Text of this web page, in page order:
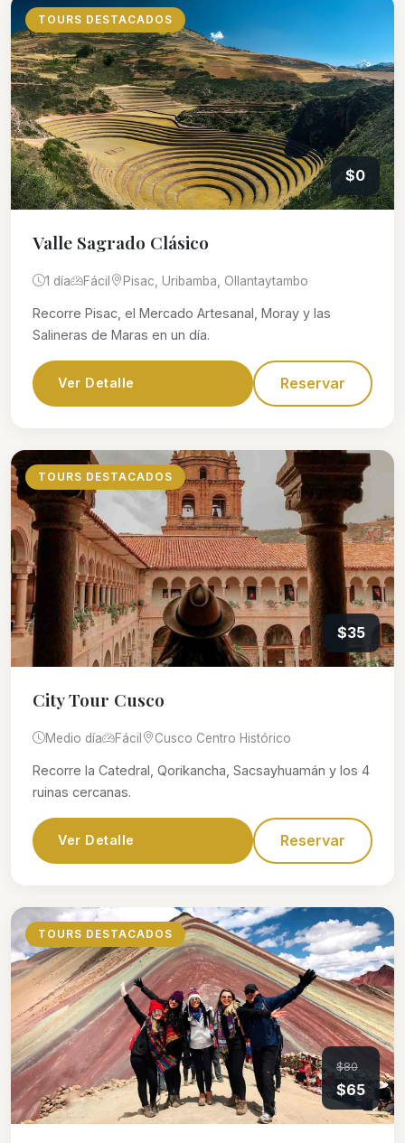
TOURS DESTACADOS
$0
Valle Sagrado Clásico
1 día Fácil Pisac, Uribamba, Ollantaytambo
Recorre Pisac, el Mercado Artesanal, Moray y las
Salineras de Maras en un día.
Ver Detalle Reservar
TOURS DESTACADOS
$35
City Tour Cusco
Medio día Fácil Cusco Centro Histórico
Recorre la Catedral, Qorikancha, Sacsayhuamán y los 4
ruinas cercanas.
Ver Detalle Reservar
TOURS DESTACADOS
$80
$65